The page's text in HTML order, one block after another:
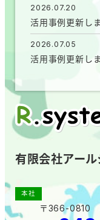
有限会社アール
本社
〒366-0810
2026.07.20
活用事例更新しま
2026.07.05
活用事例更新しま